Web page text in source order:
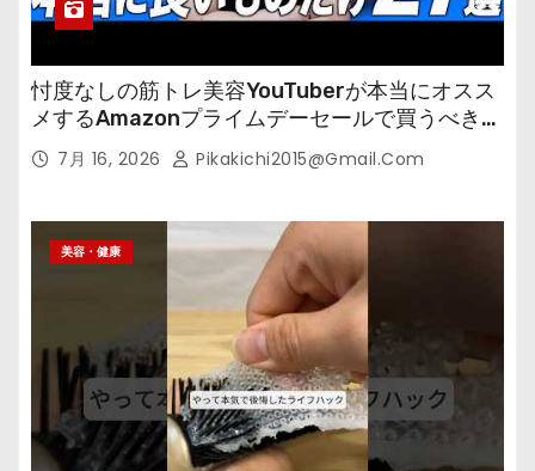
忖度なしの筋トレ美容YouTuberが本当にオスス
メするAmazonプライムデーセールで買うべきも
の 7月 16, 2026 Pikakichi2015@gmail.com
美容・健康